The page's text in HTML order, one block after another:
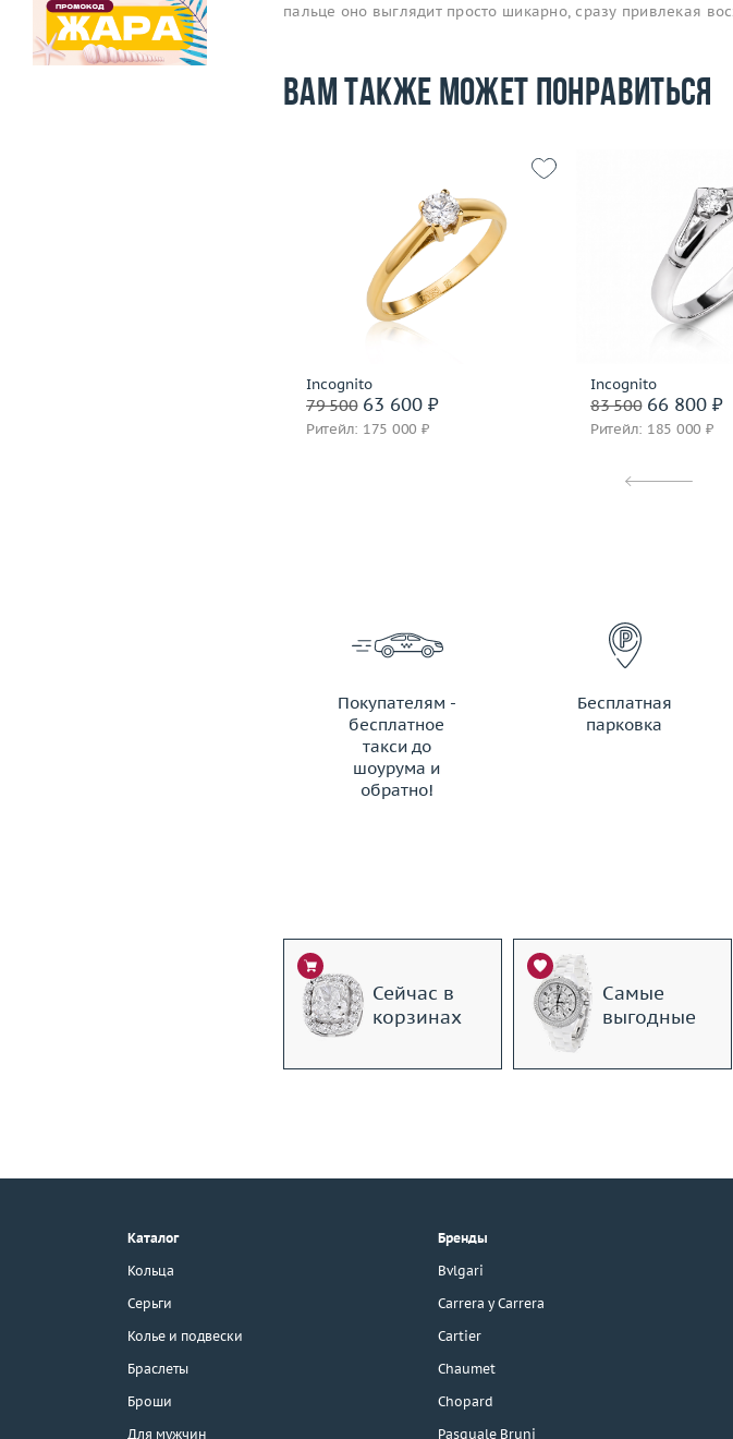
г. Москва, Тихвинский пер., д. 7,
3D-тур по шоуруму
пальце оно выглядит просто шикарно, сразу привлекая
Вам также может понравиться
Incognito
79 50063 600 ₽
Ритейл: 175 000 ₽
17.75
Материал
золото 585 пробы
Подробнее
Incognito
83 50066 800 ₽
Ритейл: 185 000 ₽
Материал
Подробнее
Покупателям -
бесплатное
такси до
шоурума и
обратно!
ЗАКАЗАТЬ ТАКСИ
Бесплатная
парковка
Сейчас в
корзинах
Самые
выгодные
Каталог
Кольца
Серьги
Колье и подвески
Браслеты
Броши
Для мужчин
Бренды
Bvlgari
Carrera y Carrera
Cartier
Chaumet
Chopard
Pasquale Bruni